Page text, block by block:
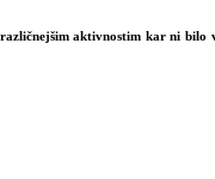
aktivnostim kar ni